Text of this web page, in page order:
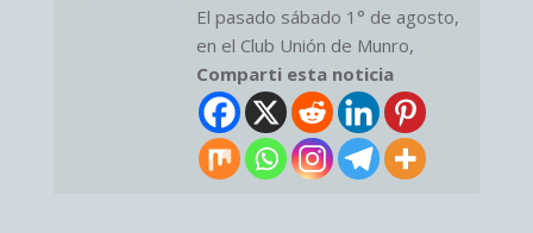
El pasado sábado 1° de agosto,
en el Club Unión de Munro,
Comparti esta noticia